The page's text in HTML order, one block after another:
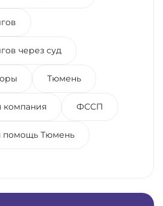
через суд
Тюмень
ФССП
помощь Тюмень